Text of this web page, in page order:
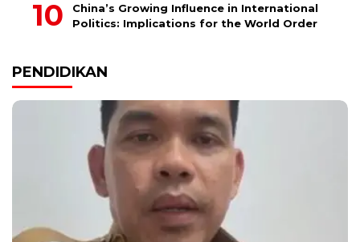
China’s Growing Influence in International
Politics: Implications for the World Order
PENDIDIKAN